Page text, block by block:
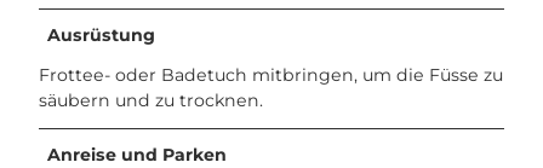
Ausrüstung
Frottee- oder Badetuch mitbringen, um die Füsse zu
säubern und zu trocknen.
Anreise und Parken